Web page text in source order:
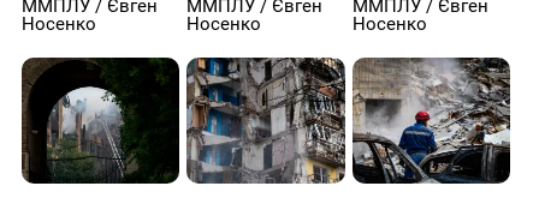
ММПЛУ / Євген
Носенко
ММПЛУ / Євген
Носенко
ММПЛУ / Євген
Носенко